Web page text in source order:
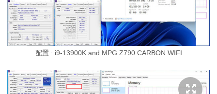
配置 : i9-13900K and MPG Z790 CARBON WIFI